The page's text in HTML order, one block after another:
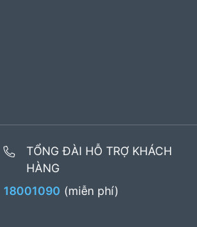
TỔNG ĐÀI HỖ TRỢ KHÁCH
HÀNG
18001090 (miễn phí)